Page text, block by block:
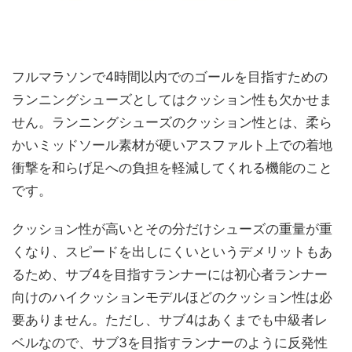
フルマラソンで4時間以内でのゴールを目指すための
ランニングシューズとしてはクッション性も欠かせま
せん。ランニングシューズのクッション性とは、柔ら
かいミッドソール素材が硬いアスファルト上での着地
衝撃を和らげ足への負担を軽減してくれる機能のこと
です。
クッション性が高いとその分だけシューズの重量が重
くなり、スピードを出しにくいというデメリットもあ
るため、サブ4を目指すランナーには初心者ランナー
向けのハイクッションモデルほどのクッション性は必
要ありません。ただし、サブ4はあくまでも中級者レ
ベルなので、サブ3を目指すランナーのように反発性